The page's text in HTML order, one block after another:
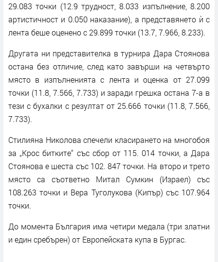
29.083 точки (12.9 трудност, 8.033 изпълнение, 8.200
артистичност и 0.050 наказание), а представянето ѝ с
лента беше оценено с 29.899 точки (13.7, 7.966, 8.233).
Другата ни представителка в турнира Дара Стоянова
остана без отличие, след като завърши на четвърто
място в изпълненията с лента и оценка от 27.099
точки (11.8, 7.566, 7.733) и заради грешка остана 7-а в
тези с бухалки с резултат от 25.666 точки (11.8, 7.566,
7.733).
Стилияна Николова спечели класирането на многобоя
за „Крос битките“ със сбор от 115. 014 точки, а Дара
Стоянова е шеста със 102. 847 точки. На второ и трето
място са съответно Митал Сумкин (Израел) със
108.263 точки и Вера Туголукова (Кипър) със 107.964
точки.
До момента България има четири медала (три златни
и един сребърен) от Европейската купа в Бургас.